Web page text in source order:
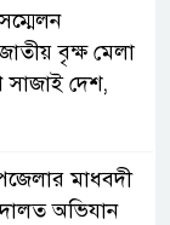
বৃক্ষ মেলা
দেশ,
মাধবদী
অভিযান